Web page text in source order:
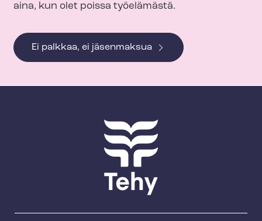
aina, kun olet poissa työelämästä.
Ei palkkaa, ei jäsenmaksua